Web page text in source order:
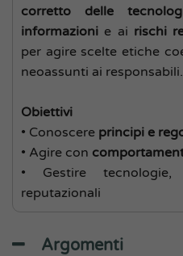
corretto delle
informazioni e ai rischi
per agire scelte etiche
neoassunti ai responsabili.
Obiettivi
• Conoscere principi e
• Agire con
• Gestire
reputazionali
Argomenti